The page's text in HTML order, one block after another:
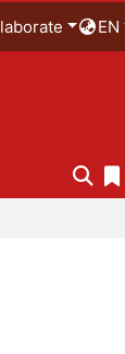
EN